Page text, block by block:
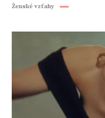
Ženské vzťahy